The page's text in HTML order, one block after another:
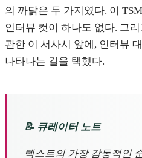
의 까닭은 두 가지였다. 이
인터뷰 컷이 하나도 없다. 그
관한 이 서사시 앞에, 인터뷰
나타나는 길을 택했다.
📝 큐레이터 노트
텍스트의 가장 감동적인